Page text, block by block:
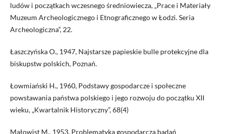
ludów i początkach wczesnego średniowiecza, „Prace i Materiały
Muzeum Archeologicznego i Etnograficznego w Łodzi. Seria
Archeologiczna”, 22.
Łaszczyńska O., 1947, Najstarsze papieskie bulle protekcyjne dla
biskupstw polskich, Poznań.
Łowmiański H., 1960, Podstawy gospodarcze i społeczne
powstawania państwa polskiego i jego rozwoju do początku XII
wieku, „Kwartalnik Historyczny”, 68(4)
Małowist M., 1953, Problematyka gospodarcza badań